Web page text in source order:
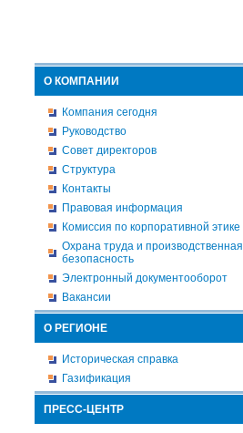
О КОМПАНИИ
Компания сегодня
Руководство
Совет директоров
Структура
Контакты
Правовая информация
Комиссия по корпоративной этике
Охрана труда и производственная
безопасность
Электронный документооборот
Вакансии
О РЕГИОНЕ
Историческая справка
Газификация
ПРЕСС-ЦЕНТР